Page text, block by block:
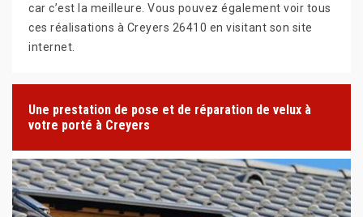
car c’est la meilleure. Vous pouvez également voir tous
ces réalisations à Creyers 26410 en visitant son site
internet.
Une prestation de pose et de réparation de velux à
votre porté à Creyers